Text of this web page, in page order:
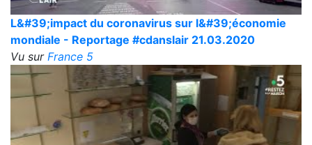
L&#39;impact du coronavirus sur l&#39;économie
mondiale - Reportage #cdanslair 21.03.2020
Vu sur France 5